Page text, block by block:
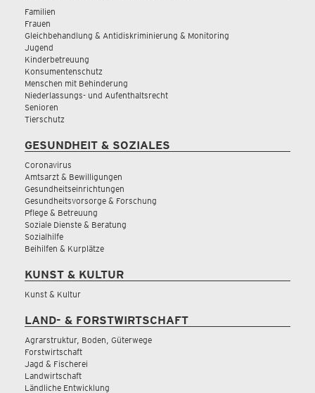
Familien
Frauen
Gleichbehandlung & Antidiskriminierung & Monitoring
Jugend
Kinderbetreuung
Konsumentenschutz
Menschen mit Behinderung
Niederlassungs- und Aufenthaltsrecht
Senioren
Tierschutz
GESUNDHEIT & SOZIALES
Coronavirus
Amtsarzt & Bewilligungen
Gesundheitseinrichtungen
Gesundheitsvorsorge & Forschung
Pflege & Betreuung
Soziale Dienste & Beratung
Sozialhilfe
Beihilfen & Kurplätze
KUNST & KULTUR
Kunst & Kultur
LAND- & FORSTWIRTSCHAFT
Agrarstruktur, Boden, Güterwege
Forstwirtschaft
Jagd & Fischerei
Landwirtschaft
Ländliche Entwicklung